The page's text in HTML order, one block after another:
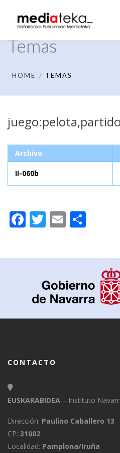
Temas
HOME TEMAS
Archivo
II-060b
Facebook
Twitter
Email
CONTACTO
EUSKARABIDEA – Instituto
Dirección: Paulino Caballero 13
CP: 31002
Localidad: Pamplona/Iruña